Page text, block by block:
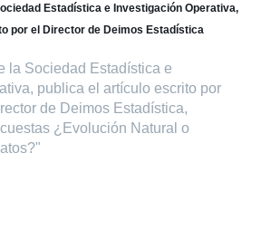
Estadística e Investigación Operativa,
por el Director de Deimos Estadística
la Sociedad Estadística e
publica el artículo escrito por
de Deimos Estadística,
¿Evolución Natural o